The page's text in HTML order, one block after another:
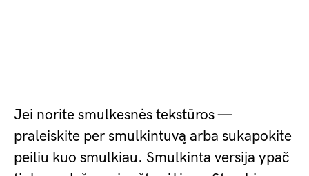
Jei norite smulkesnės tekstūros —
praleiskite per smulkintuvą arba sukapokite
peiliu kuo smulkiau. Smulkinta versija ypač